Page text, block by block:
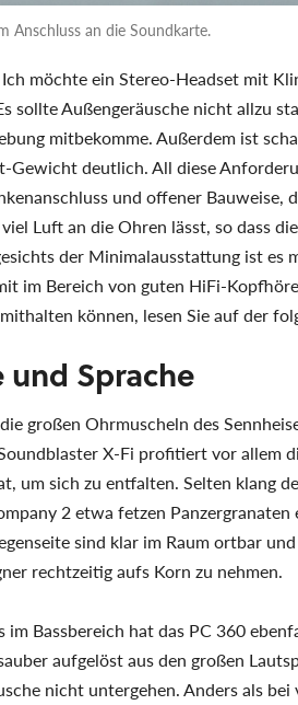
Anschluss an die Soundkarte.
möchte ein Stereo-Headset mit
sollte Außengeräusche nicht allzu
mitbekomme. Außerdem ist
Gewicht deutlich. All diese
und offener Bauweise,
Luft an die Ohren lässt, so dass
der Minimalausstattung ist es
im Bereich von guten HiFi-
können, lesen Sie auf der
und Sprache
großen Ohrmuscheln des
X-Fi profitiert vor allem
um sich zu entfalten. Selten klang
2 etwa fetzen
sind klar im Raum ortbar
rechtzeitig aufs Korn zu nehmen.
Bassbereich hat das PC 360
aufgelöst aus den großen
nicht untergehen. Anders als